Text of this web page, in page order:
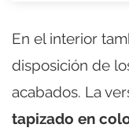
En el interior
disposición de
acabados. La
tapizado en